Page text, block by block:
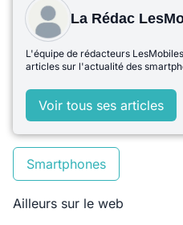
La Rédac
L'équipe de rédacteurs
articles sur l'actualité des
Voir tous ses articles
Smartphones
Ailleurs sur le web